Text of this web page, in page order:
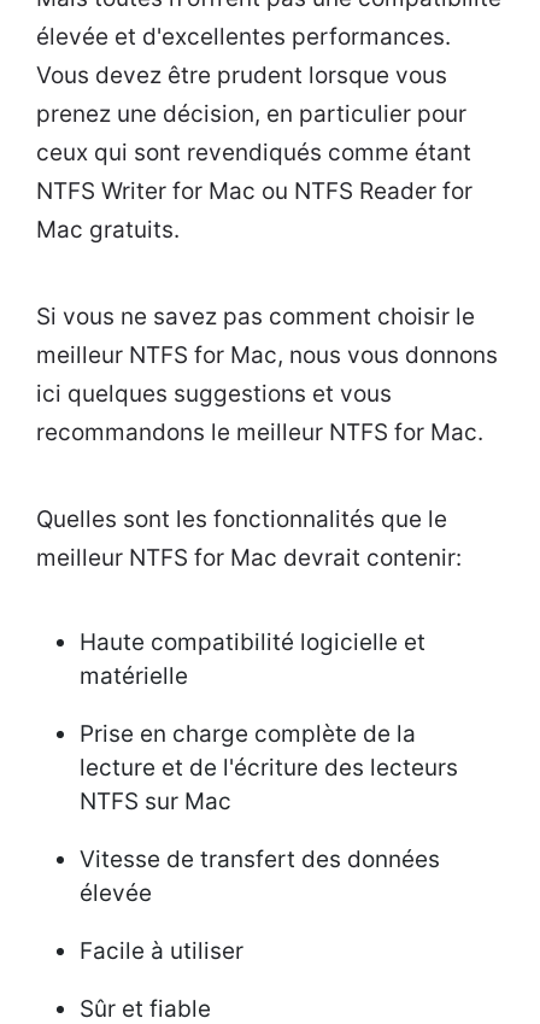
élevée et d'excellentes performances.
Vous devez être prudent lorsque vous
prenez une décision, en particulier pour
ceux qui sont revendiqués comme étant
NTFS Writer for Mac ou NTFS Reader for
Mac gratuits.
Si vous ne savez pas comment choisir le
meilleur NTFS for Mac, nous vous donnons
ici quelques suggestions et vous
recommandons le meilleur NTFS for Mac.
Quelles sont les fonctionnalités que le
meilleur NTFS for Mac devrait contenir:
Haute compatibilité logicielle et
matérielle
Prise en charge complète de la
lecture et de l'écriture des lecteurs
NTFS sur Mac
Vitesse de transfert des données
élevée
Facile à utiliser
Sûr et fiable